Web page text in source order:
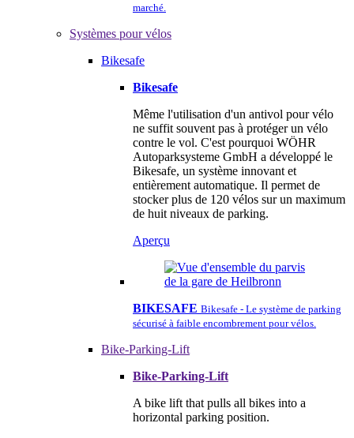
marché.
Systèmes pour vélos
Bikesafe
Bikesafe
Même l'utilisation d'un antivol pour vélo
ne suffit souvent pas à protéger un vélo
contre le vol. C'est pourquoi WÖHR
Autoparksysteme GmbH a développé le
Bikesafe, un système innovant et
entièrement automatique. Il permet de
stocker plus de 120 vélos sur un maximum
de huit niveaux de parking.
Aperçu
BIKESAFE Bikesafe - Le système de parking
sécurisé à faible encombrement pour vélos.
Bike-Parking-Lift
Bike-Parking-Lift
A bike lift that pulls all bikes into a
horizontal parking position.